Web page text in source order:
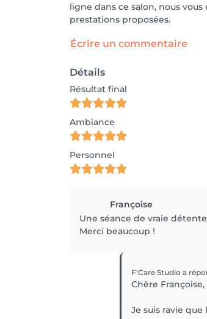
ligne dans ce salon, nous
prestations proposées.
Écrire un commentaire
Détails
Résultat final
Ambiance
Personnel
Françoise
Une séance de vraie
Merci beaucoup !
F'Care Studio a
Chère Françoise,
Je suis ravie